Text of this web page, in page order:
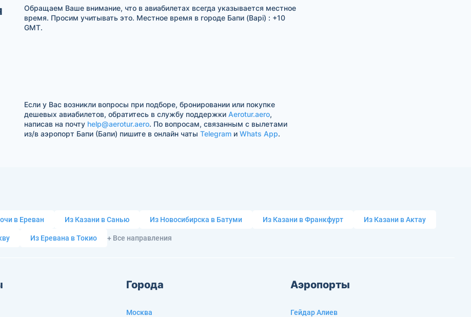
Обращаем Ваше внимание, что в авиабилетах всегда указывается местное
время. Просим учитывать это. Местное время в городе Бапи (Bapi) : +10
GMT.
Если у Вас возникли вопросы при подборе, бронировании или покупке
дешевых авиабилетов, обратитесь в службу поддержки Aerotur.aero,
написав на почту help@aerotur.aero. По вопросам, связанным с вылетами
из/в аэропорт Бапи (Бапи) пишите в онлайн чаты Telegramи Whats App.
в Ереван Из Казани в Санью Из Новосибирска в Батуми Из Казани в Франкфурт Из Казани в Актау
Из Еревана в Токио + Все направления
Города
Москва
Аэропорты
Гейдар Алиев